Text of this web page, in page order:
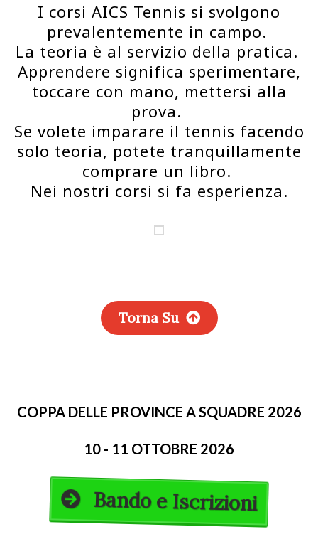
I corsi AICS Tennis si svolgono
prevalentemente in campo.
La teoria è al servizio della pratica.
Apprendere significa sperimentare,
toccare con mano, mettersi alla
prova.
Se volete imparare il tennis facendo
solo teoria, potete tranquillamente
comprare un libro.
Nei nostri corsi si fa esperienza.
Torna Su
COPPA DELLE PROVINCE A SQUADRE 2026
10 - 11 OTTOBRE 2026
Bando e Iscrizioni